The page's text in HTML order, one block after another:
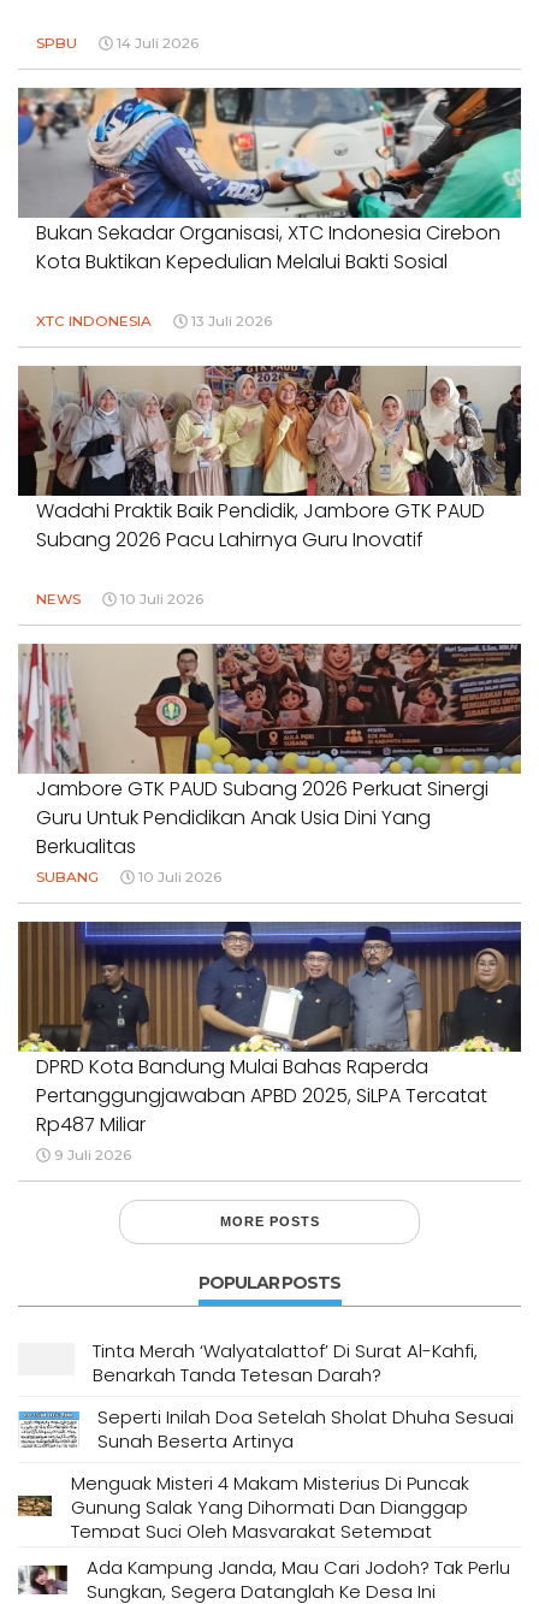
SPBU 14 Juli 2026
Bukan Sekadar Organisasi, XTC Indonesia Cirebon
Kota Buktikan Kepedulian Melalui Bakti Sosial
XTC INDONESIA 13 Juli 2026
Wadahi Praktik Baik Pendidik, Jambore GTK PAUD
Subang 2026 Pacu Lahirnya Guru Inovatif
NEWS 10 Juli 2026
Jambore GTK PAUD Subang 2026 Perkuat Sinergi
Guru Untuk Pendidikan Anak Usia Dini Yang
Berkualitas
SUBANG 10 Juli 2026
DPRD Kota Bandung Mulai Bahas Raperda
Pertanggungjawaban APBD 2025, SiLPA Tercatat
Rp487 Miliar
9 Juli 2026
MORE POSTS
POPULAR POSTS
Tinta Merah ‘Walyatalattof’ Di Surat Al-Kahfi,
Benarkah Tanda Tetesan Darah?
Seperti Inilah Doa Setelah Sholat Dhuha Sesuai
Sunah Beserta Artinya
Menguak Misteri 4 Makam Misterius Di Puncak
Gunung Salak Yang Dihormati Dan Dianggap
Tempat Suci Oleh Masyarakat Setempat
Ada Kampung Janda, Mau Cari Jodoh? Tak Perlu
Sungkan, Segera Datanglah Ke Desa Ini